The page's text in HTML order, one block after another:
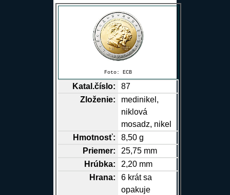
Foto: ECB
Katal.číslo:
87
Zloženie:
medinikel,
niklová
mosadz, nikel
Hmotnosť:
8,50 g
Priemer:
25,75 mm
Hrúbka:
2,20 mm
Hrana:
6 krát sa
opakuje